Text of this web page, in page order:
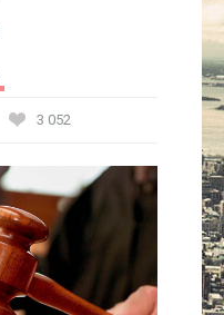
Güney Azərbaycan
Mədəniyyət
Müsahibə
İdman
3 052